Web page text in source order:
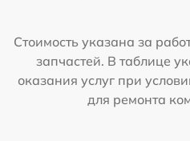
Стоимость указана за
запчастей. В таблице
оказания услуг при
для ремонта